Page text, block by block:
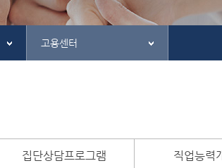
고용센터
집단상담프로그램 직업능력